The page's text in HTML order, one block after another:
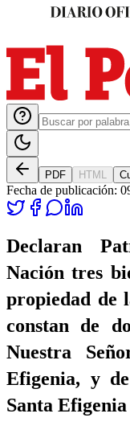
PDF HTML
Fecha de publicación:
Declaran
Nación tres
propiedad de
constan de
Nuestra
Efigenia, y
Santa Efigenia